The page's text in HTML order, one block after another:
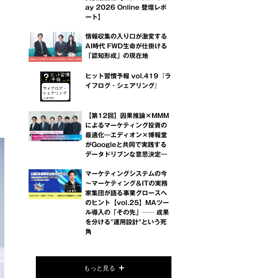
ay 2026 Online 登壇レポ
ート】
情報収集の入り口が激変する
AI時代 FWD生命が仕掛ける
「認知形成」の現在地
ヒット習慣予報 vol.419『ラ
イフログ・シェアリング』
【第12回】因果推論×MMM
によるマーケティング投資の
最適化―エディオン×博報堂
がGoogleと共同で実践する
データドリブンな意思決定―
マーケティングシステムの今
～マーケティング＆ITの実務
家集団が語る事業グロースへ
のヒント【vol.25】MAツー
ル導入の「その先」── 成果
を分ける"運用設計"という死
角
もっと見る